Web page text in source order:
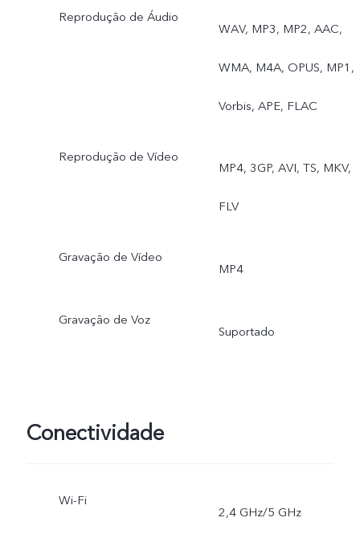
Reprodução de Áudio
WAV, MP3, MP2, AAC,
WMA, M4A, OPUS, MP1,
Vorbis, APE, FLAC
Reprodução de Vídeo
MP4, 3GP, AVI, TS, MKV,
FLV
Gravação de Vídeo
MP4
Gravação de Voz
Suportado
Conectividade
Wi-Fi
2,4 GHz/5 GHz